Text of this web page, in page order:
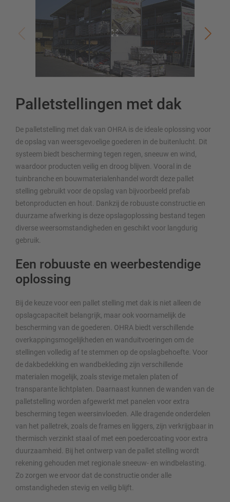
Palletstellingen met dak
De palletstelling met dak van OHRA is de ideale oplossing voor
de opslag van weersgevoelige goederen in de buitenlucht. Dit
systeem biedt bescherming tegen regen, sneeuw en wind,
waardoor producten veilig en droog blijven. Vooral in de
tuinbranche en bouwmaterialenhandel wordt deze pallet
stelling gebruikt voor de opslag van bijvoorbeeld prefab
betonproducten en hout. Dankzij de robuuste constructie en
duurzame afwerking is deze opslagoplossing bestand tegen
diverse weersomstandigheden en geschikt voor langdurig
gebruik.
Een robuuste en weerbestendige
oplossing
Bij de keuze voor een pallet stelling met dak is niet alleen de
opslagcapaciteit belangrijk, maar ook voornamelijk de
bescherming van de goederen. OHRA biedt verschillende
overkappingsmogelijkheden en wanduitvoeringen om de
stellingen volledig af te stemmen op de opslagbehoefte. Voor
de dakbedekking en wandbekleding zijn verschillende
materialen mogelijk, zoals stevige metalen platen of
transparante lichtplaten. Daarnaast kunnen de wanden van de
palletstelling worden afgewerkt met panelen voor extra
bescherming tegen weersinvloeden. Alle dragende onderdelen
van het palletrek, zoals de frames en liggers, zijn verkrijgbaar in
thermisch verzinkt staal of met een poedercoating voor extra
duurzaamheid. Bij het ontwerp van de pallet stelling wordt
rekening gehouden met regionale sneeuw- en windbelasting.
Zo zorgen we ervoor dat de constructie onder alle
omstandigheden stevig en veilig blijft.